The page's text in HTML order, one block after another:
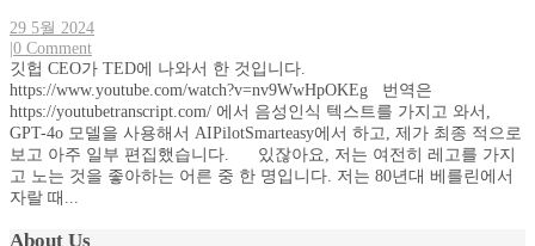
29 5월 2024
|0 Comment
깃헙 CEO가 TED에 나와서 한 것입니다.
https://www.youtube.com/watch?v=nv9WwHpOKEg 번역은
https://youtubetranscript.com/ 에서 음성인식 텍스트를 가지고 와서,
GPT-4o 모델을 사용해서 AIPilotSmarteasy에서 하고, 제가 최종 적으로
보고 아주 일부 편집했습니다. 있잖아요, 저는 여전히 레고를 가지
고 노는 것을 좋아하는 어른 중 한 명입니다. 저는 80년대 베를린에서
자랄 때...
About Us